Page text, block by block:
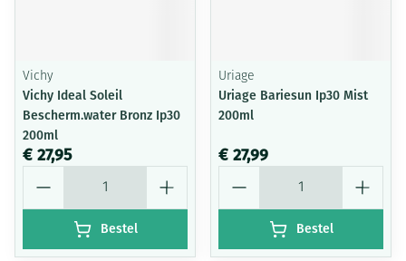
Vichy
Vichy Ideal Soleil
Bescherm.water Bronz Ip30
200ml
€ 27,95
Bestel
Uriage
Uriage Bariesun Ip30 Mist
200ml
€ 27,99
Bestel